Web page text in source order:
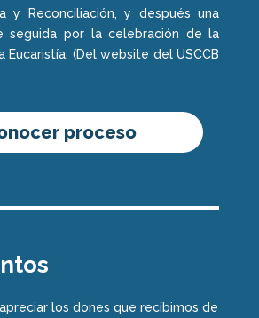
y Reconciliación, y después una
seguida por la celebración de la
Eucaristía. (Del website del USCCB
proceso
los dones que recibimos de